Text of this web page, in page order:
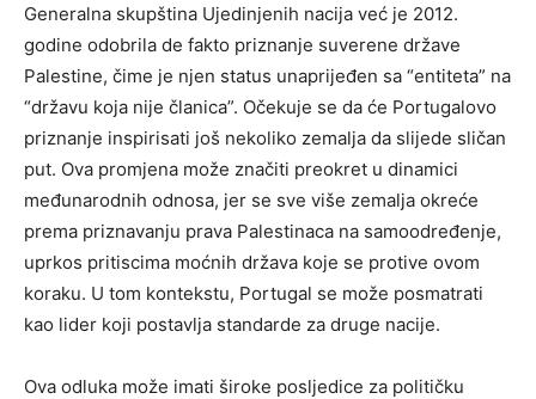
Generalna skupština Ujedinjenih nacija već je 2012.
godine odobrila de fakto priznanje suverene države
Palestine, čime je njen status unaprijeđen sa “entiteta” na
“državu koja nije članica”. Očekuje se da će Portugalovo
priznanje inspirisati još nekoliko zemalja da slijede sličan
put. Ova promjena može značiti preokret u dinamici
međunarodnih odnosa, jer se sve više zemalja okreće
prema priznavanju prava Palestinaca na samoodređenje,
uprkos pritiscima moćnih država koje se protive ovom
koraku. U tom kontekstu, Portugal se može posmatrati
kao lider koji postavlja standarde za druge nacije.
Ova odluka može imati široke posljedice za političku